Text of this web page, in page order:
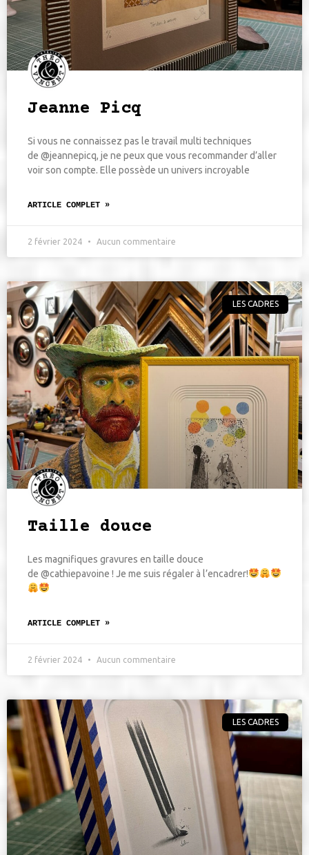
Jeanne Picq
Si vous ne connaissez pas le travail multi techniques
de @jeannepicq, je ne peux que vous recommander d’aller
voir son compte. Elle possède un univers incroyable
ARTICLE COMPLET »
2 février 2024 Aucun commentaire
LES CADRES
Taille douce
Les magnifiques gravures en taille douce
de @cathiepavoine ! Je me suis régaler à l’encadrer!
ARTICLE COMPLET »
2 février 2024 Aucun commentaire
LES CADRES